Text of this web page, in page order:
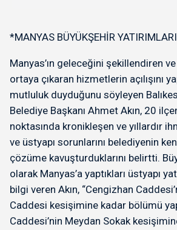
*MANYAS BÜYÜKŞEHİR
Manyas’ın geleceğini şekillendiren
ortaya çıkaran hizmetlerin açılışını
mutluluk duyduğunu söyleyen
Belediye Başkanı Ahmet Akın, 20
noktasında kronikleşen ve yıllardır
ve üstyapı sorunlarını belediyenin
çözüme kavuşturduklarını belirtti.
olarak Manyas’a yaptıkları üstyapı
bilgi veren Akın, “Cengizhan
Caddesi kesişimine kadar bölümü
Caddesi’nin Meydan Sokak